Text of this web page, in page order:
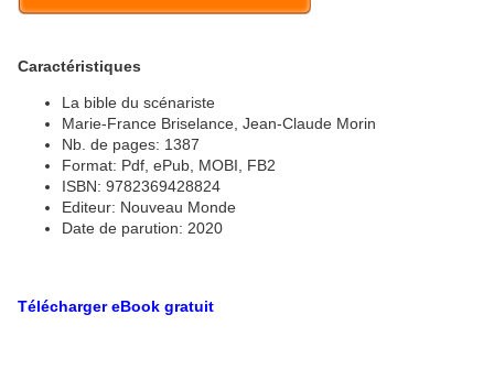
Caractéristiques
La bible du scénariste
Marie-France Briselance, Jean-Claude Morin
Nb. de pages: 1387
Format: Pdf, ePub, MOBI, FB2
ISBN: 9782369428824
Editeur: Nouveau Monde
Date de parution: 2020
Télécharger eBook gratuit